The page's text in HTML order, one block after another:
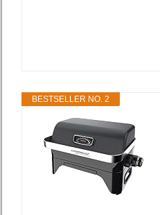
BESTSELLER NO. 2